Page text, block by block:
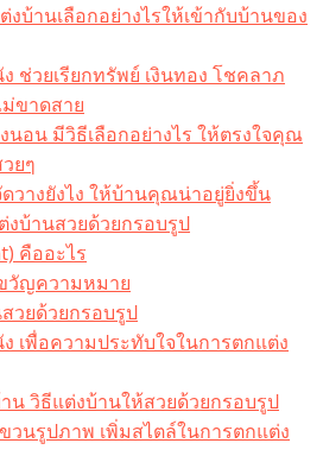
งบ้านเลือกอย่างไรให้เข้ากับบ้านของ
ช่วยเรียกทรัพย์ เงินทอง โชคลาภ
ขาดสาย
นอน มีวิธีเลือกอย่างไร ให้ตรงใจคุณ
ยๆ
วางยังไง ให้บ้านคุณน่าอยู่ยิ่งขึ้น
งบ้านสวยด้วยกรอบรูป
คืออะไร​
วัญความหมาย
วยด้วยกรอบรูป
เพื่อความประทับใจในการตกแต่ง
น วิธีแต่งบ้านให้สวยด้วยกรอบรูป
วนรูปภาพ เพิ่มสไตล์ในการตกแต่ง